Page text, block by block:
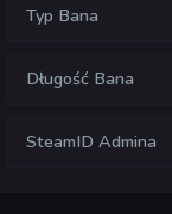
Typ Bana
Długość Bana
SteamID Admina